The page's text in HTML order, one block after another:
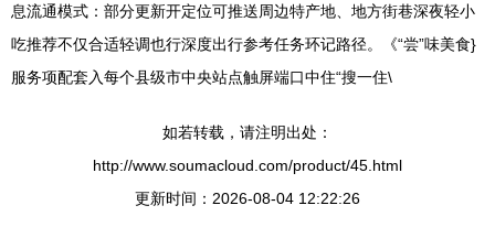
息流通模式：部分更新开定位可推送周边特产地、地方街巷深夜轻小
吃推荐不仅合适轻调也行深度出行参考任务环记路径。《“尝”味美食}
服务项配套入每个县级市中央站点触屏端口中住“搜一住\
如若转载，请注明出处：
http://www.soumacloud.com/product/45.html
更新时间：2026-08-04 12:22:26